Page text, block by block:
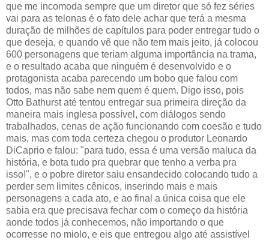
que me incomoda sempre que um diretor que só fez séries
vai para as telonas é o fato dele achar que terá a mesma
duração de milhões de capítulos para poder entregar tudo o
que deseja, e quando vê que não tem mais jeito, já colocou
600 personagens que teriam alguma importância na trama,
e o resultado acaba que ninguém é desenvolvido e o
protagonista acaba parecendo um bobo que falou com
todos, mas não sabe nem quem é quem. Digo isso, pois
Otto Bathurst até tentou entregar sua primeira direção da
maneira mais inglesa possível, com diálogos sendo
trabalhados, cenas de ação funcionando com coesão e tudo
mais, mas com toda certeza chegou o produtor Leonardo
DiCaprio e falou: "para tudo, essa é uma versão maluca da
história, e bota tudo pra quebrar que tenho a verba pra
isso!", e o pobre diretor saiu ensandecido colocando tudo a
perder sem limites cênicos, inserindo mais e mais
personagens a cada ato, e ao final a única coisa que ele
sabia era que precisava fechar com o começo da história
aonde todos já conhecemos, não importando o que
ocorresse no miolo, e eis que entregou algo até assistível